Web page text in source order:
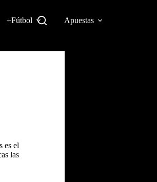
+Fútbol Apuestas
es el
las